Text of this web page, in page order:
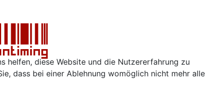
helfen, diese Website und die Nutzererfahrung zu
dass bei einer Ablehnung womöglich nicht mehr alle